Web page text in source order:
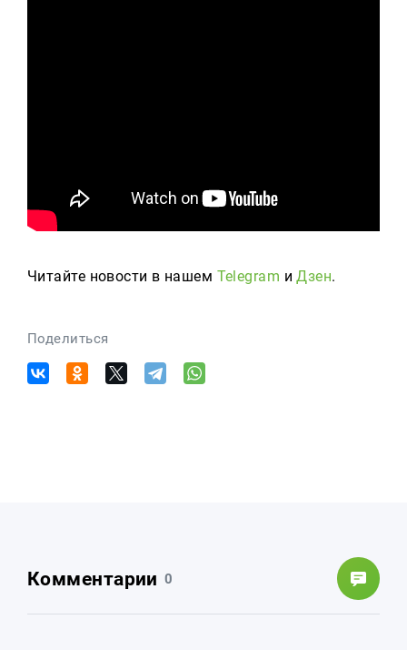
Читайте новости в нашем Telegram иДзен.
Поделиться
Комментарии 0